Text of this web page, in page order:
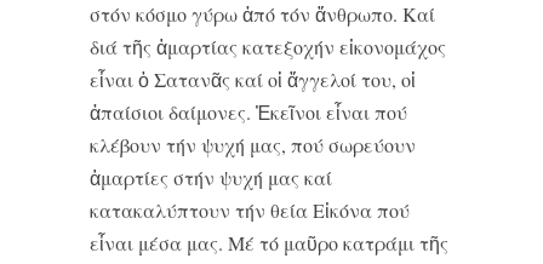
στόν κόσμο γύρω ἀπό τόν ἄνθρωπο. Καί
διά τῆς ἁμαρτίας κατεξοχήν εἰκονομάχος
εἶναι ὁ Σατανᾶς καί οἱ ἄγγελοί του, οἱ
ἀπαίσιοι δαίμονες. Ἐκεῖνοι εἶναι πού
κλέβουν τήν ψυχή μας, πού σωρεύουν
ἁμαρτίες στήν ψυχή μας καί
κατακαλύπτουν τήν θεία Εἰκόνα πού
εἶναι μέσα μας. Μέ τό μαῦρο κατράμι τῆς